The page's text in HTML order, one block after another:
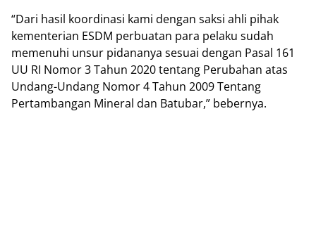
“Dari hasil koordinasi kami dengan saksi ahli pihak
kementerian ESDM perbuatan para pelaku sudah
memenuhi unsur pidananya sesuai dengan Pasal 161
UU RI Nomor 3 Tahun 2020 tentang Perubahan atas
Undang-Undang Nomor 4 Tahun 2009 Tentang
Pertambangan Mineral dan Batubar,” bebernya.